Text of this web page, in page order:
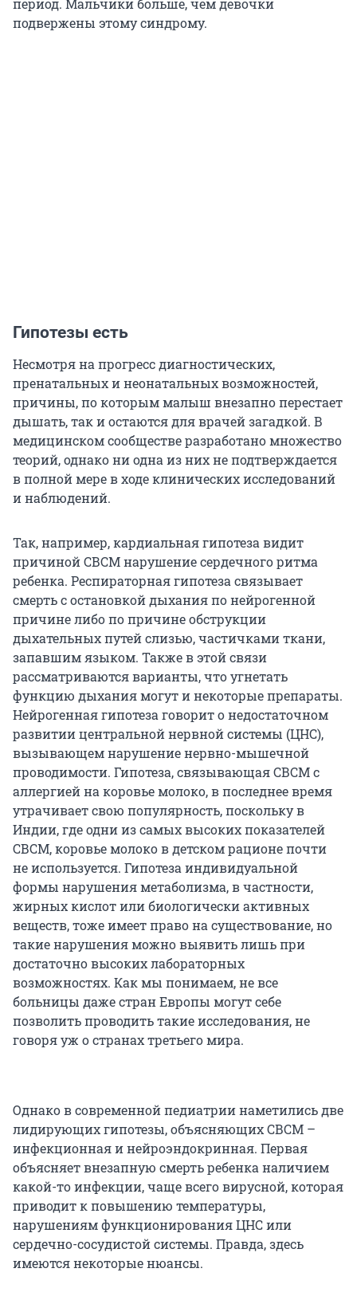
подвержены этому синдрому.
Гипотезы есть
Несмотря на прогресс диагностических,
пренатальных и неонатальных возможностей,
причины, по которым малыш внезапно перестает
дышать, так и остаются для врачей загадкой. В
медицинском сообществе разработано множество
теорий, однако ни одна из них не подтверждается
в полной мере в ходе клинических исследований
и наблюдений.
Так, например, кардиальная гипотеза видит
причиной СВСМ нарушение сердечного ритма
ребенка. Респираторная гипотеза связывает
смерть с остановкой дыхания по нейрогенной
причине либо по причине обструкции
дыхательных путей слизью, частичками ткани,
запавшим языком. Также в этой связи
рассматриваются варианты, что угнетать
функцию дыхания могут и некоторые препараты.
Нейрогенная гипотеза говорит о недостаточном
развитии центральной нервной системы (ЦНС),
вызывающем нарушение нервно-мышечной
проводимости. Гипотеза, связывающая СВСМ с
аллергией на коровье молоко, в последнее время
утрачивает свою популярность, поскольку в
Индии, где одни из самых высоких показателей
СВСМ, коровье молоко в детском рационе почти
не используется. Гипотеза индивидуальной
формы нарушения метаболизма, в частности,
жирных кислот или биологически активных
веществ, тоже имеет право на существование, но
такие нарушения можно выявить лишь при
достаточно высоких лабораторных
возможностях. Как мы понимаем, не все
больницы даже стран Европы могут себе
позволить проводить такие исследования, не
говоря уж о странах третьего мира.
Однако в современной педиатрии наметились две
лидирующих гипотезы, объясняющих СВСМ –
инфекционная и нейроэндокринная. Первая
объясняет внезапную смерть ребенка наличием
какой-то инфекции, чаще всего вирусной, которая
приводит к повышению температуры,
нарушениям функционирования ЦНС или
сердечно-сосудистой системы. Правда, здесь
имеются некоторые нюансы.